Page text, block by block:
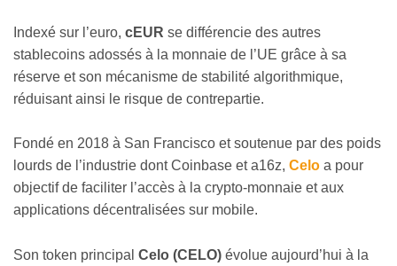
Indexé sur l’euro, cEUR se différencie des autres
stablecoins adossés à la monnaie de l’UE grâce à sa
réserve et son mécanisme de stabilité algorithmique,
réduisant ainsi le risque de contrepartie.
Fondé en 2018 à San Francisco et soutenue par des poids
lourds de l’industrie dont Coinbase et a16z, Celo a pour
objectif de faciliter l’accès à la crypto-monnaie et aux
applications décentralisées sur mobile.
Son token principal Celo (CELO) évolue aujourd’hui à la